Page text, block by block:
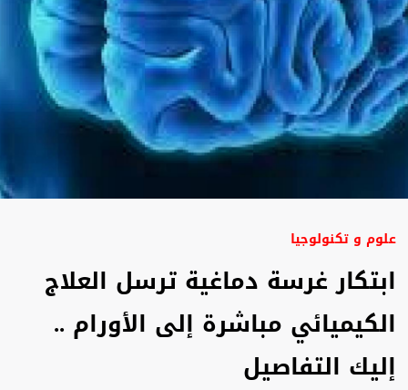
علوم و تكنولوجيا
ابتكار غرسة دماغية ترسل العلاج
الكيميائي مباشرة إلى الأورام ..
إليك التفاصيل